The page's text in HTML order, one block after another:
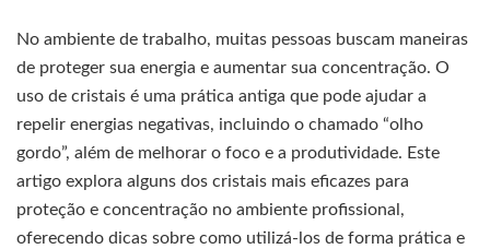
No ambiente de trabalho, muitas pessoas buscam maneiras
de proteger sua energia e aumentar sua concentração. O
uso de cristais é uma prática antiga que pode ajudar a
repelir energias negativas, incluindo o chamado “olho
gordo”, além de melhorar o foco e a produtividade. Este
artigo explora alguns dos cristais mais eficazes para
proteção e concentração no ambiente profissional,
oferecendo dicas sobre como utilizá-los de forma prática e